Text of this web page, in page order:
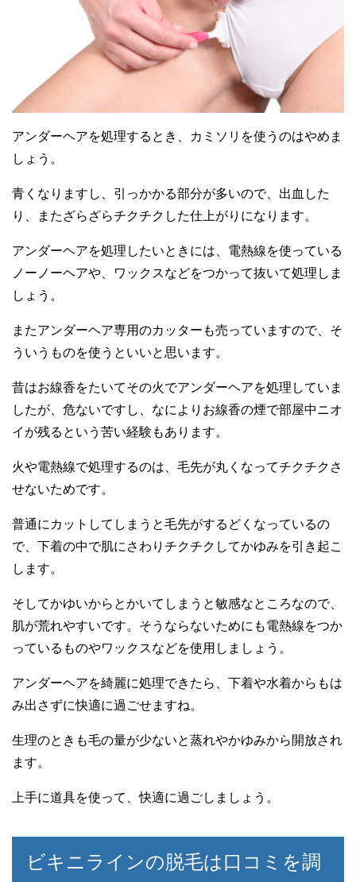
アンダーヘアを処理するとき、カミソリを使うのはやめま
しょう。
青くなりますし、引っかかる部分が多いので、出血した
り、またざらざらチクチクした仕上がりになります。
アンダーヘアを処理したいときには、電熱線を使っている
ノーノーヘアや、ワックスなどをつかって抜いて処理しま
しょう。
またアンダーヘア専用のカッターも売っていますので、そ
ういうものを使うといいと思います。
昔はお線香をたいてその火でアンダーヘアを処理していま
したが、危ないですし、なによりお線香の煙で部屋中ニオ
イが残るという苦い経験もあります。
火や電熱線で処理するのは、毛先が丸くなってチクチクさ
せないためです。
普通にカットしてしまうと毛先がするどくなっているの
で、下着の中で肌にさわりチクチクしてかゆみを引き起こ
します。
そしてかゆいからとかいてしまうと敏感なところなので、
肌が荒れやすいです。そうならないためにも電熱線をつか
っているものやワックスなどを使用しましょう。
アンダーヘアを綺麗に処理できたら、下着や水着からもは
み出さずに快適に過ごせますね。
生理のときも毛の量が少ないと蒸れやかゆみから開放され
ます。
上手に道具を使って、快適に過ごしましょう。
ビキニラインの脱毛は口コミを調